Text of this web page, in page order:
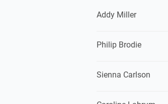
Addy Miller
Philip Brodie
Sienna Carlson